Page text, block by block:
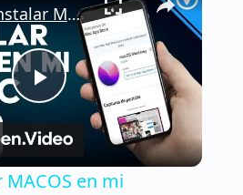
Play
Video
¿Cómo instalar MACOS en mi dispositivo IMAC? - Tutorial paso a paso
en mi